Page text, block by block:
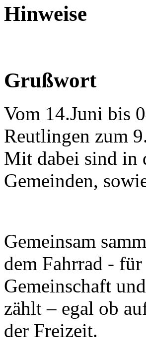
Hinweise
Grußwort
Vom 14.Juni bis
Reutlingen zum
Mit dabei sind in
Gemeinden,
Gemeinsam
dem Fahrrad -
Gemeinschaft
zählt – egal ob
der Freizeit.